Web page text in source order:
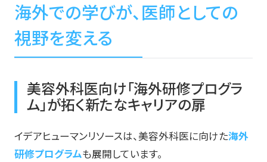
海外での学びが、医師としての
視野を変える
美容外科医向け「海外研修プログラ
ム」が拓く新たなキャリアの扉
イデアヒューマンリソースは、美容外科医に向けた海外
研修プログラムも展開しています。